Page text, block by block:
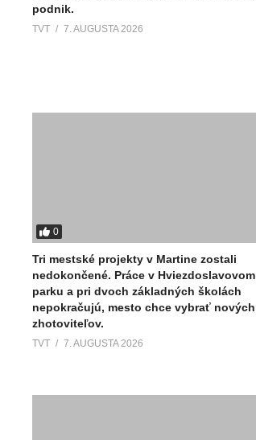
podnik.
TVT 7. AUGUSTA 2026
0
Tri mestské projekty v Martine zostali
nedokončené. Práce v Hviezdoslavovom
parku a pri dvoch základných školách
nepokračujú, mesto chce vybrať nových
zhotoviteľov.
TVT 7. AUGUSTA 2026